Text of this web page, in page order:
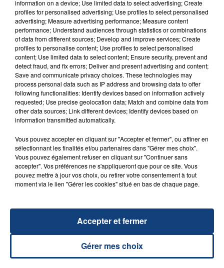
FIL D'ACTU
23 juillet 2026
INCENDIE MORTEL À LENS : UNE FEMME ET
SON BÉBÉ ENTRE LA VIE ET LA...
Un homme s'est immolé par le feu après avoir
aspergé sa compagne et leur bébé de trois mois
information on a device; Use limited data to select advertising; Create
profiles for personalised advertising; Use profiles to select personalised
advertising; Measure advertising performance; Measure content
performance; Understand audiences through statistics or combinations
of data from different sources; Develop and improve services; Create
profiles to personalise content; Use profiles to select personalised
content; Use limited data to select content; Ensure security, prevent and
detect fraud, and fix errors; Deliver and present advertising and content;
Save and communicate privacy choices. These technologies may
process personal data such as IP address and browsing data to offer
following functionalities: Identify devices based on information actively
requested; Use precise geolocation data; Match and combine data from
other data sources; Link different devices; Identify devices based on
information transmitted automatically.
Vous pouvez accepter en cliquant sur "Accepter et fermer", ou affiner en
sélectionnant les finalités et/ou partenaires dans "Gérer mes choix".
Vous pouvez également refuser en cliquant sur "Continuer sans
accepter". Vos préférences ne s'appliqueront que pour ce site. Vous
pouvez mettre à jour vos choix, ou retirer votre consentement à tout
moment via le lien "Gérer les cookies" situé en bas de chaque page.
Gérer mes choix
Accepter et fermer